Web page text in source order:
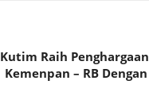
Kutim Raih
Kemenpan – RB